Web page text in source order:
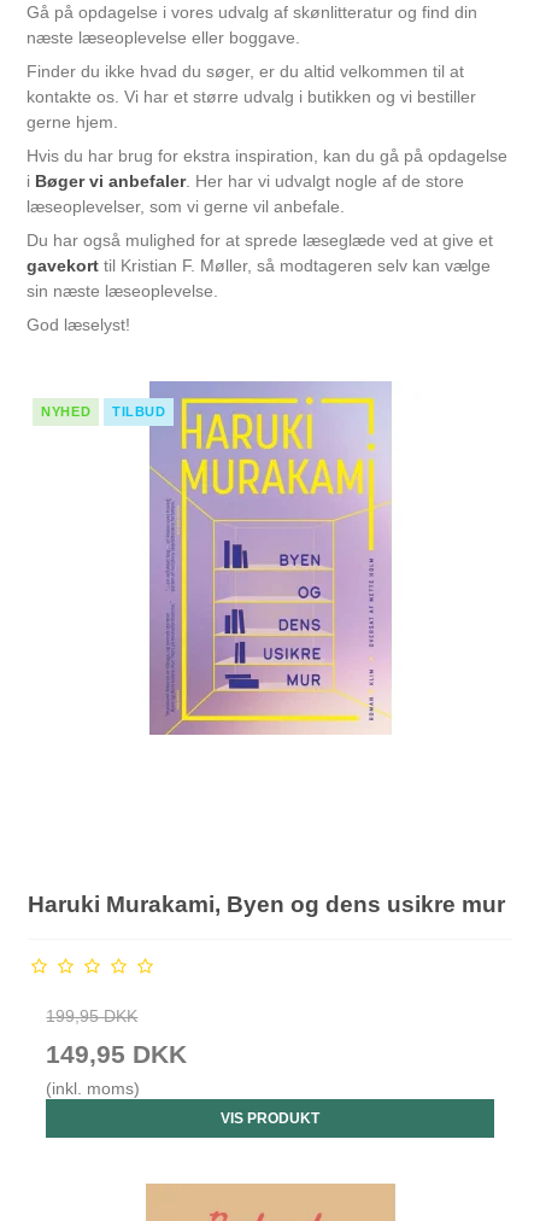
Gå på opdagelse i vores udvalg af skønlitteratur og find din
næste læseoplevelse eller boggave.
Finder du ikke hvad du søger, er du altid velkommen til at
kontakte os. Vi har et større udvalg i butikken og vi bestiller
gerne hjem.
Hvis du har brug for ekstra inspiration, kan du gå på opdagelse
i Bøger vi anbefaler. Her har vi udvalgt nogle af de store
læseoplevelser, som vi gerne vil anbefale.
Du har også mulighed for at sprede læseglæde ved at give et
gavekort til Kristian F. Møller, så modtageren selv kan vælge
sin næste læseoplevelse.
God læselyst!
NYHED TILBUD
Haruki Murakami, Byen og dens usikre mur
199,95 DKK
149,95 DKK
(inkl. moms)
VIS PRODUKT